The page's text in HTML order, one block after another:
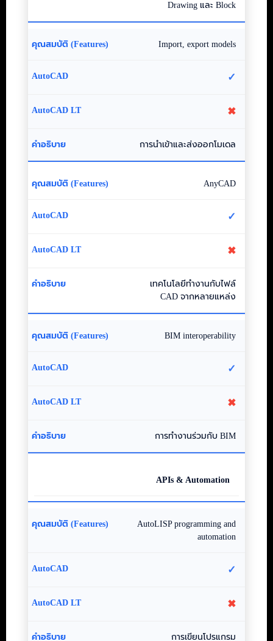
Drawing และ Block
Import, export models
✓
✖
การนำเข้าและส่งออกโมเดล
AnyCAD
✓
✖
เทคโนโลยีทำงานกับไฟล์
CAD จากหลายแหล่ง
BIM interoperability
✓
✖
การทำงานร่วมกับ BIM
APIs & Automation
AutoLISP programming and
automation
✓
✖
การเขียนโปรแกรม